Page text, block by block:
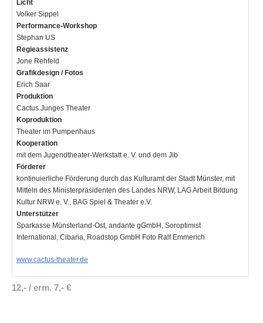
Licht
Volker Sippel
Performance-Workshop
Stephan US
Regieassistenz
Jone Rehfeld
Grafikdesign / Fotos
Erich Saar
Produktion
Cactus Junges Theater
Koproduktion
Theater im Pumpenhaus
Kooperation
mit dem Jugendtheater-Werkstatt e. V. und dem Jib
Förderer
kontinuierliche Förderung durch das Kulturamt der Stadt Münster, mit
Mitteln des Ministerpräsidenten des Landes NRW, LAG Arbeit Bildung
Kultur NRW e. V., BAG Spiel & Theater e.V.
Unterstützer
Sparkasse Münsterland-Ost, andante gGmbH, Soroptimist
International, Cibaria, Roadstop GmbH Foto Ralf Emmerich
www.cactus-theater.de
12,- / erm. 7,- €